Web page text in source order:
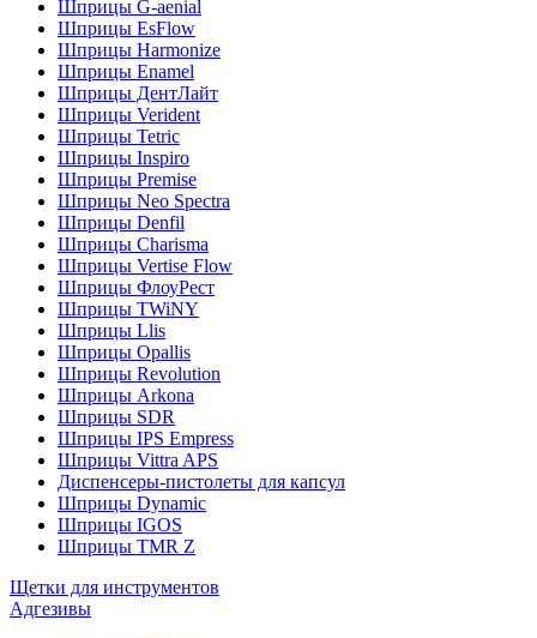
Шприцы G-aenial
Шприцы EsFlow
Шприцы Harmonize
Шприцы Enamel
Шприцы ДентЛайт
Шприцы Verident
Шприцы Tetric
Шприцы Inspiro
Шприцы Premise
Шприцы Neo Spectra
Шприцы Denfil
Шприцы Charisma
Шприцы Vertise Flow
Шприцы ФлоуРест
Шприцы TWiNY
Шприцы Llis
Шприцы Opallis
Шприцы Revolution
Шприцы Arkona
Шприцы SDR
Шприцы IPS Empress
Шприцы Vittra APS
Диспенсеры-пистолеты для капсул
Шприцы Dynamic
Шприцы IGOS
Шприцы TMR Z
Щетки для инструментов
Адгезивы